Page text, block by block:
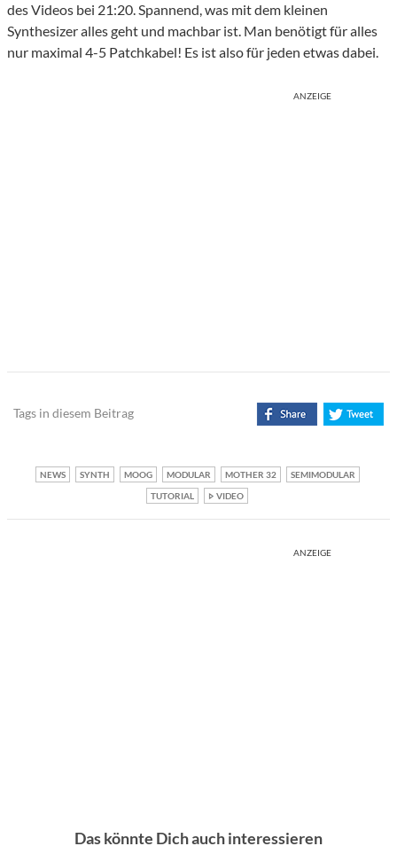
des Videos bei 21:20. Spannend, was mit dem kleinen
Synthesizer alles geht und machbar ist. Man benötigt für alles
nur maximal 4-5 Patchkabel! Es ist also für jeden etwas dabei.
ANZEIGE
Tags in diesem Beitrag
NEWS SYNTH MOOG MODULAR MOTHER 32
SEMIMODULAR
TUTORIAL
VIDEO
ANZEIGE
Das könnte Dich auch interessieren